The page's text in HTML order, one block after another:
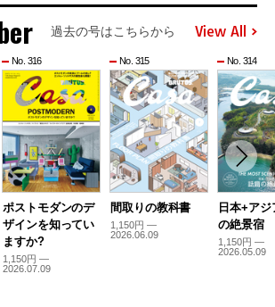
過去の号はこちらから View All
No. 316
ポストモダンのデ
ザインを知ってい
ますか?
1,150円 —
2026.07.09
No. 315
間取りの教科書
1,150円 —
2026.06.09
No. 314
日本+アジ
の絶景宿
1,150円 —
2026.05.09